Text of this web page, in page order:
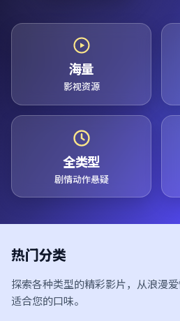
海量
影视资源
全类型
剧情动作悬疑
热门分类
探索各种类型的精彩影片，从浪漫
适合您的口味。